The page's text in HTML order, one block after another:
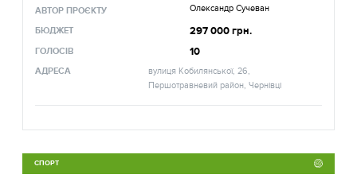
АВТОР ПРОЄКТУ Олександр Сучеван
БЮДЖЕТ 297 000 грн.
ГОЛОСІВ 10
АДРЕСА
вулиця Кобилянської, 26,
Першотравневий район, Чернівці
СПОРТ